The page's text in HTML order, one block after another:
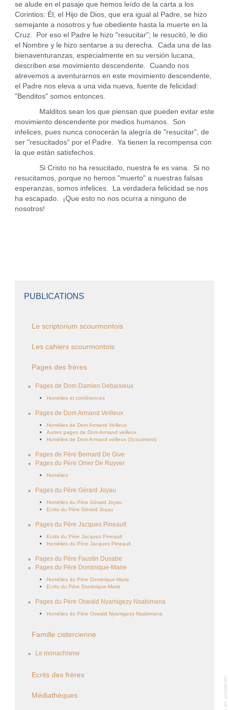
se alude en el pasaje que hemos leído de la carta a los
Corintios: Él, el Hijo de Dios, que era igual al Padre, se hizo
semejante a nosotros y fue obediente hasta la muerte en la
Cruz. Por eso el Padre le hizo "resucitar"; le resucitó, le dio
el Nombre y le hizo sentarse a su derecha. Cada una de las
bienaventuranzas, especialmente en su versión lucana,
describen ese movimiento descendente. Cuando nos
atrevemos a aventurarnos en este movimiento descendente,
el Padre nos eleva a una vida nueva, fuente de felicidad:
"Benditos" somos entonces.
Malditos sean los que piensan que pueden evitar este
movimiento descendente por medios humanos. Son
infelices, pues nunca conocerán la alegría de "resucitar", de
ser "resucitados" por el Padre. Ya tienen la recompensa con
la que están satisfechos.
Si Cristo no ha resucitado, nuestra fe es vana. Si no
resucitamos, porque no hemos "muerto" a nuestras falsas
esperanzas, somos infelices. La verdadera felicidad se nos
ha escapado. ¡Que esto no nos ocurra a ninguno de
nosotros!
PUBLICATIONS
Le scriptorium scourmontois
Les cahiers scourmontois
Pages des frères
Pages de Dom Damien Debaisieux
Homélies et conférences
Pages de Dom Armand Veilleux
Homélies de Dom Armand Veilleux
Autres pages de Dom Armand veilleux
Homélies de Dom Armand veilleux (Scourmont)
Pages de Père Bernard De Give
Pages du Père Omer De Ruyver
Homélies
Pages du Père Gérard Joyau
Homélies du Père Gérard Joyau
Ecrits du Père Gérard Joyau
Pages du Père Jacques Pineault
Ecrits du Père Jacques Pineault
Homélies du Père Jacques Pineault
Pages du Père Faustin Dusabe
Pages du Père Dominique-Marie
Homélies du Père Dominique-Marie
Ecrits du Père Dominique-Marie
Pages du Père Oswald Nyamigezy Nsabimana
Homélies du Père Oswald Nyamigezy Nsabimana
Famille cistercienne
Le monachisme
Ecrits des frères
Médiathèques